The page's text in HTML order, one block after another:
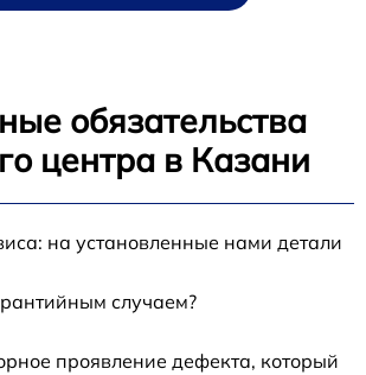
обязательства
центра в Казани
на установленные нами детали
случаем?
проявление дефекта, который